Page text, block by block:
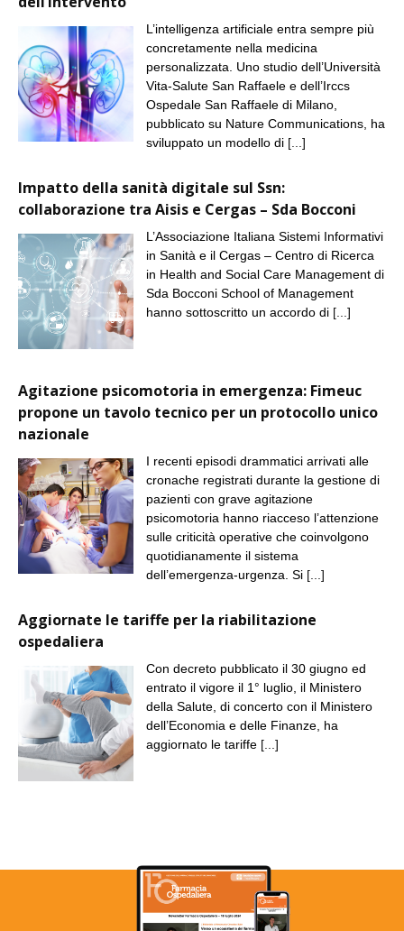
L’intelligenza artificiale entra sempre più
concretamente nella medicina
personalizzata. Uno studio dell’Università
Vita-Salute San Raffaele e dell’Irccs
Ospedale San Raffaele di Milano,
pubblicato su Nature Communications, ha
sviluppato un modello di [...]
Impatto della sanità digitale sul Ssn:
collaborazione tra Aisis e Cergas – Sda Bocconi
L’Associazione Italiana Sistemi Informativi
in Sanità e il Cergas – Centro di Ricerca
in Health and Social Care Management di
Sda Bocconi School of Management
hanno sottoscritto un accordo di [...]
Agitazione psicomotoria in emergenza: Fimeuc
propone un tavolo tecnico per un protocollo unico
nazionale
I recenti episodi drammatici arrivati alle
cronache registrati durante la gestione di
pazienti con grave agitazione
psicomotoria hanno riacceso l’attenzione
sulle criticità operative che coinvolgono
quotidianamente il sistema
dell’emergenza-urgenza. Si [...]
Aggiornate le tariffe per la riabilitazione
ospedaliera
Con decreto pubblicato il 30 giugno ed
entrato il vigore il 1° luglio, il Ministero
della Salute, di concerto con il Ministero
dell’Economia e delle Finanze, ha
aggiornato le tariffe [...]